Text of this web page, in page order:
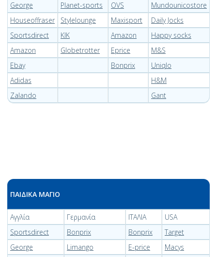
George Planet-sports OVS
Mundounicostore
Houseoffraser
Stylelounge Maxisport
Daily Jocks
Sportsdirect
KIK Amazon
Happy socks
Amazon
Globetrotter Eprice
M&S
Ebay
Bonprix
Uniqlo
Adidas
H&M
Zalando
Gant
ΠΑΙΔΙΚΑ ΜΑΓΙΟ
Αγγλία Γερμανία ΙΤΑΛΙΑ
USA
Sportsdirect
Bonprix Bonprix
Target
George
Limango E-price
Macys